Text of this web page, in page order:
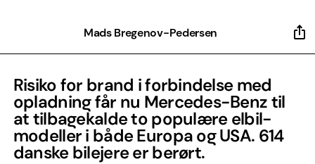
Mads Bregenov-Pedersen
Risiko for brand i forbindelse med
opladning får nu Mercedes-Benz til
at tilbagekalde to populære elbil-
modeller i både Europa og USA. 614
danske bilejere er berørt.